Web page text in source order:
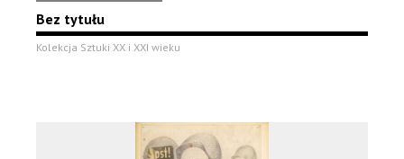
Bez tytułu
Kolekcja Sztuki XX i XXI wieku